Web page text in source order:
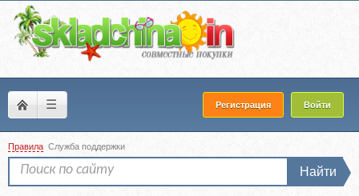
☰ Регистрация Войти
Правила Служба поддержки
Найти